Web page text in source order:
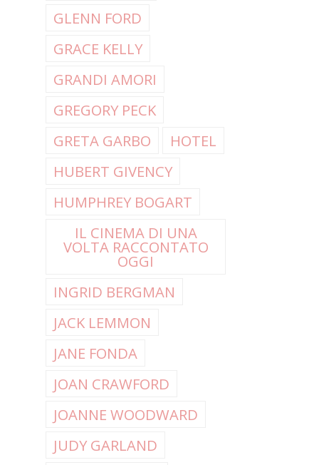
GLENN FORD
GRACE KELLY
GRANDI AMORI
GREGORY PECK
GRETA GARBO
HOTEL
HUBERT GIVENCY
HUMPHREY BOGART
IL CINEMA DI UNA
VOLTA RACCONTATO
OGGI
INGRID BERGMAN
JACK LEMMON
JANE FONDA
JOAN CRAWFORD
JOANNE WOODWARD
JUDY GARLAND